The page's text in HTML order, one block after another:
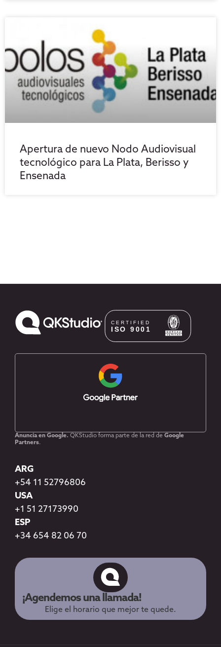
Apertura de nuevo Nodo Audiovisual
tecnológico para La Plata, Berisso y
Ensenada
Anuncia en Google. QKStudio forma parte de la red de Google
Partners.
ARG
+54 11 52796806
USA
+1 51 27173990
ESP
+34 654 82 06 70
¡Agendemos una llamada!
Elige el horario que mejor te quede.